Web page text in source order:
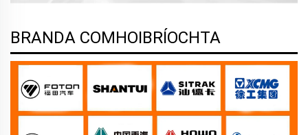
BRANDA COMHOIBRÍOCHTA